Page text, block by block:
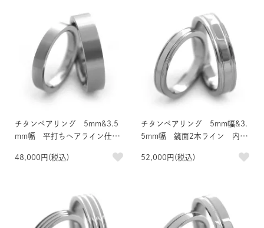
チタンペアリング 5mm&3.5
mm幅 平打ちヘアライン仕上
48,000円(税込)
チタンペアリング 5mm幅&3.
5mm幅 鏡面2本ライン 内面
52,000円(税込)